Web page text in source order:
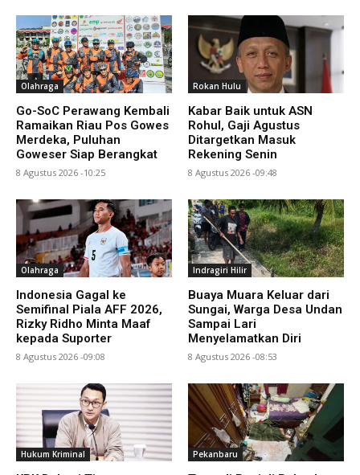
Olahraga
Go-SoC Perawang Kembali
Ramaikan Riau Pos Gowes
Merdeka, Puluhan
Goweser Siap Berangkat
8 Agustus 2026 -10:25
Rokan Hulu
Kabar Baik untuk ASN
Rohul, Gaji Agustus
Ditargetkan Masuk
Rekening Senin
8 Agustus 2026 -09:48
Olahraga
Indonesia Gagal ke
Semifinal Piala AFF 2026,
Rizky Ridho Minta Maaf
kepada Suporter
8 Agustus 2026 -09:08
Indragiri Hilir
Buaya Muara Keluar dari
Sungai, Warga Desa Undan
Sampai Lari
Menyelamatkan Diri
8 Agustus 2026 -08:53
Hukum Kriminal Pekanbaru